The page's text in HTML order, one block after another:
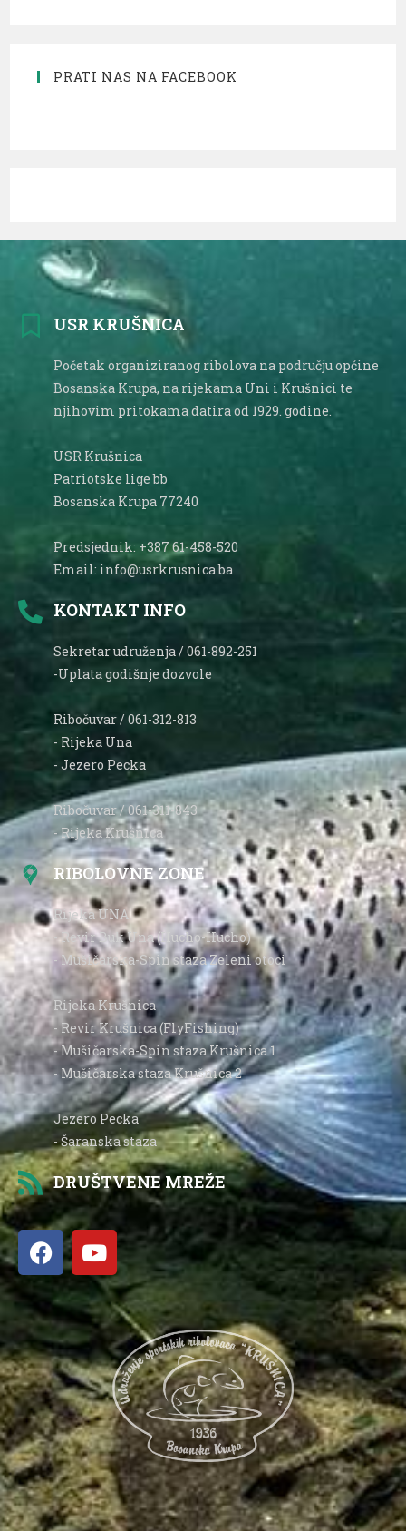
PRATI NAS NA FACEBOOK
USR KRUŠNICA
Početak organiziranog ribolova na području općine
Bosanska Krupa, na rijekama Uni i Krušnici te
njihovim pritokama datira od 1929. godine.
USR Krušnica
Patriotske lige bb
Bosanska Krupa 77240
Predsjednik: +387 61-458-520
Email: info@usrkrusnica.ba
KONTAKT INFO
Sekretar udruženja / 061-892-251
-Uplata godišnje dozvole
Ribočuvar / 061-312-813
- Rijeka Una
- Jezero Pecka
Ribočuvar / 061-311-843
- Rijeka Krušnica
RIBOLOVNE ZONE
Rijeka UNA
- Revir Buk Una (Hucho-Hucho)
- Mušičarska-Spin staza Zeleni otoci
Rijeka Krušnica
- Revir Krušnica (FlyFishing)
- Mušičarska-Spin staza Krušnica 1
- Mušičarska staza Krušnica 2
Jezero Pecka
- Šaranska staza
DRUŠTVENE MREŽE